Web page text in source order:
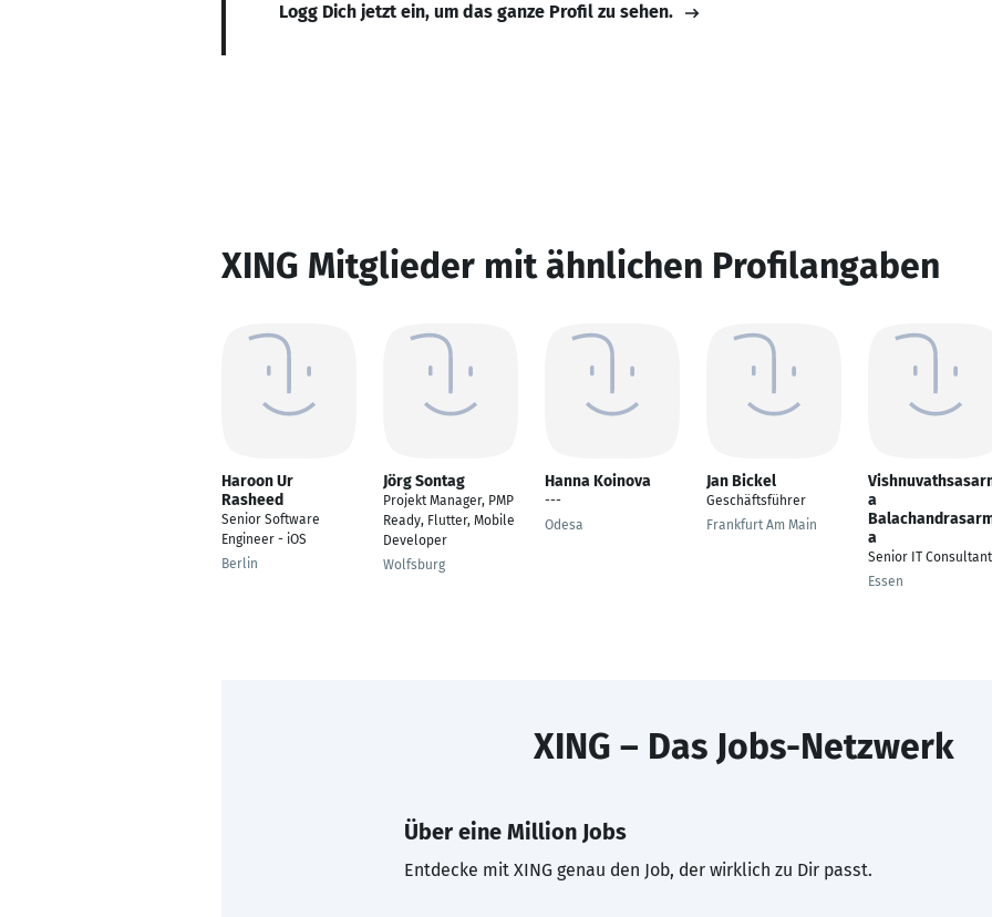
Logg Dich jetzt ein, um das ganze Profil zu sehen.
XING Mitglieder mit ähnlichen Profilangaben
Haroon Ur
Rasheed
Senior Software
Engineer - iOS
Berlin
Jörg Sontag
Projekt Manager, PMP
Ready, Flutter, Mobile
Developer
Wolfsburg
Hanna Koinova
---
Odesa
Jan Bickel
Geschäftsführer
Frankfurt Am Main
a
a
Senior IT Consultant
Essen
XING – Das Jobs-Netzwerk
Über eine Million Jobs
Entdecke mit XING genau den Job, der wirklich zu Dir passt.